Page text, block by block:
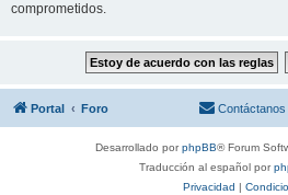
comprometidos.
Portal Foro Contáctanos
Desarrollado porphpBB® Forum
Traducción al español por
Privacidad |